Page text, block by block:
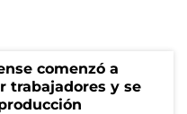
comenzó a
trabajadores y se